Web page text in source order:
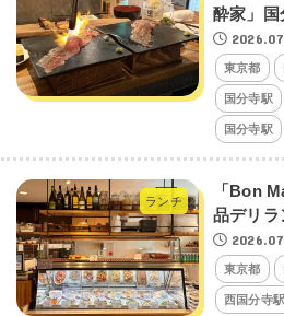
酔家」国
東京都
国分寺駅
国分寺駅
ランチ
「Bon
品デリラ
東京都
西国分寺駅